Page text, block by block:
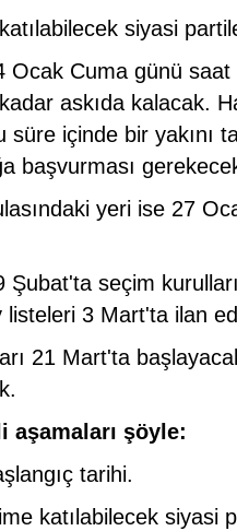
siyasi
Ocak Cuma günü
askıda kalacak.
içinde bir yakını
başvurması
yeri ise 27
Şubat'ta seçim
3 Mart'ta ilan
21 Mart'ta
aşamaları şöyle:
tarihi.
katılabilecek siyasi